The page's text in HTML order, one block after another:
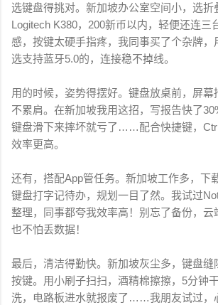
选键盘得挑对。新加坡办公室空间小，选折
Logitech K380，200新币以内，轻便还连三
感，按键太硬手指疼，我同事买了个杂牌
选支持蓝牙5.0的，连接稳不掉线。
用的时候，姿势得摆好。键盘放桌前，屏幕
不累肩。在新加坡我用这招，写报告快了
键盘滑下来摔坏就亏了……配合快捷键，
效率更高。
还有，搭配App管任务。新加坡工作多，下
键盘打字记待办，规划一目了然。我试过
整理，同事都夸我效率高！别忘了备份，云
也不怕丢数据！
最后，清洁得勤快。新加坡灰尘多，键盘缝
按键。用小刷子扫扫，酒精棉擦擦，5分钟
洗，电路板进水就报废了……我朋友试过，